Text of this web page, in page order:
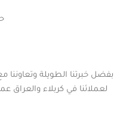
بفضل خبرتنا الطويلة وتعاوننا
لعملائنا في كربلاء